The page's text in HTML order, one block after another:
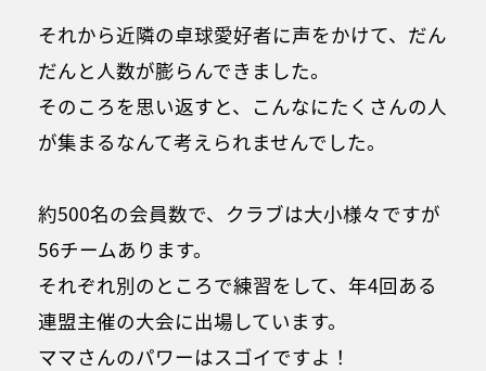
それから近隣の卓球愛好者に声をかけて、だん
だんと人数が膨らんできました。
そのころを思い返すと、こんなにたくさんの人
が集まるなんて考えられませんでした。
約500名の会員数で、クラブは大小様々ですが
56チームあります。
それぞれ別のところで練習をして、年4回ある
連盟主催の大会に出場しています。
ママさんのパワーはスゴイですよ！